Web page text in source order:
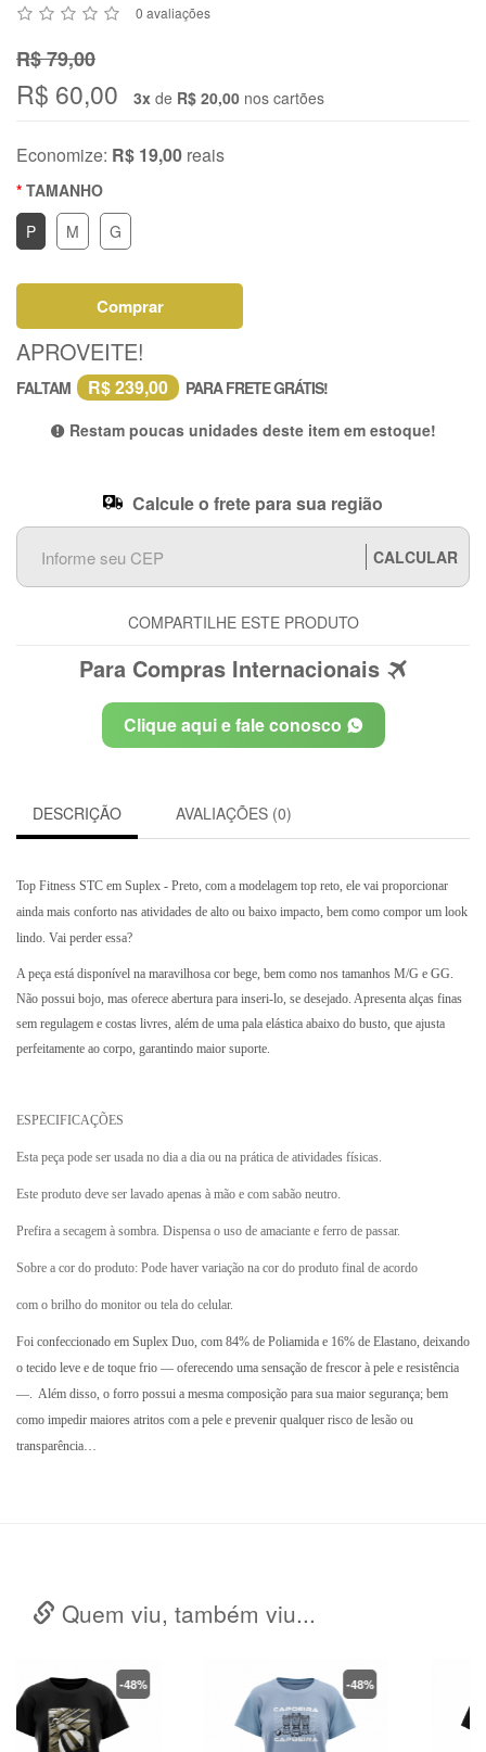
0 avaliações
R$ 79,00
R$ 60,00 3x de R$ 20,00 nos cartões
Economize: R$ 19,00 reais
TAMANHO
P
M G
Comprar
APROVEITE!
FALTAM R$ 239,00
PARA FRETE GRÁTIS!
Restam poucas unidades deste item em estoque!
Calcule o frete para sua região
CALCULAR
COMPARTILHE ESTE PRODUTO
Para Compras Internacionais
Clique aqui e fale conosco
DESCRIÇÃO AVALIAÇÕES (0)
Top Fitness STC em Suplex - Preto, com a modelagem top reto, ele vai proporcionar
ainda mais conforto nas atividades de alto ou baixo impacto, bem como compor um look
lindo. Vai perder essa?
A peça está disponível na maravilhosa cor bege, bem como nos tamanhos M/G e GG.
Não possui bojo, mas oferece abertura para inseri-lo, se desejado. Apresenta alças finas
sem regulagem e costas livres, além de uma pala elástica abaixo do busto, que ajusta
perfeitamente ao corpo, garantindo maior suporte.
ESPECIFICAÇÕES
Esta peça pode ser usada no dia a dia ou na prática de atividades físicas.
Este produto deve ser lavado apenas à mão e com sabão neutro.
Prefira a secagem à sombra. Dispensa o uso de amaciante e ferro de passar.
Sobre a cor do produto: Pode haver variação na cor do produto final de acordo
com o brilho do monitor ou tela do celular.
Foi confeccionado em Suplex Duo, com 84% de Poliamida e 16% de Elastano, deixando
o tecido leve e de toque frio — oferecendo uma sensação de frescor à pele e resistência
—. Além disso, o forro possui a mesma composição para sua maior segurança; bem
como impedir maiores atritos com a pele e prevenir qualquer risco de lesão ou
transparência…
Quem viu, também viu...